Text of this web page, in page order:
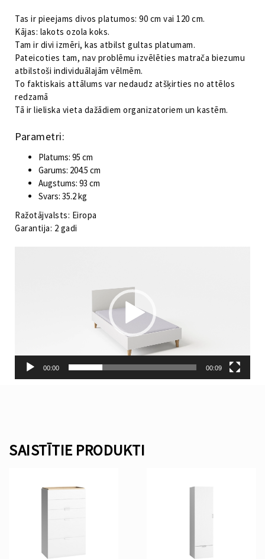
Tas ir pieejams divos platumos: 90 cm vai 120 cm.
Kājas: lakots ozola koks.
Tam ir divi izmēri, kas atbilst gultas platumam.
Pateicoties tam, nav problēmu izvēlēties matrača biezumu
atbilstoši individuālajām vēlmēm.
To faktiskais attālums var nedaudz atšķirties no attēlos
redzamā
Tā ir lieliska vieta dažādiem organizatoriem un kastēm.
Parametri:
Platums: 95 cm
Garums: 204.5 cm
Augstums: 93 cm
Svars: 35.2 kg
Ražotājvalsts: Eiropa
Garantija: 2 gadi
00:00 00:09
SAISTĪTIE PRODUKTI